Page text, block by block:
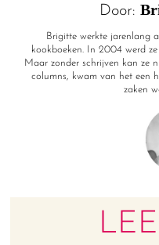
Door:
Brigitte werkte jarenlang
kookboeken. In 2004 werd
Maar zonder schrijven kan ze
columns, kwam van het een
zaken